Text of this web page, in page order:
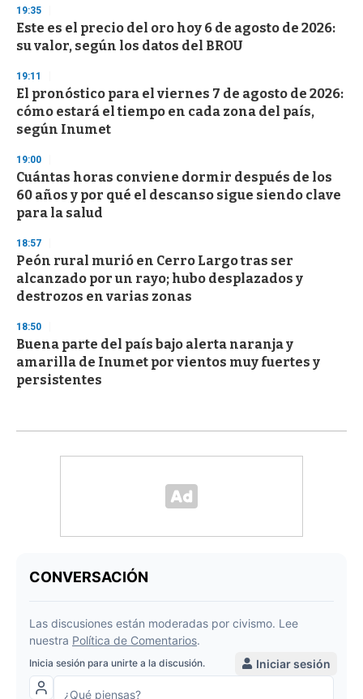
19:35
Este es el precio del oro hoy 6 de agosto de 2026:
su valor, según los datos del BROU
19:11
El pronóstico para el viernes 7 de agosto de 2026:
cómo estará el tiempo en cada zona del país,
según Inumet
19:00
Cuántas horas conviene dormir después de los
60 años y por qué el descanso sigue siendo clave
para la salud
18:57
Peón rural murió en Cerro Largo tras ser
alcanzado por un rayo; hubo desplazados y
destrozos en varias zonas
18:50
Buena parte del país bajo alerta naranja y
amarilla de Inumet por vientos muy fuertes y
persistentes